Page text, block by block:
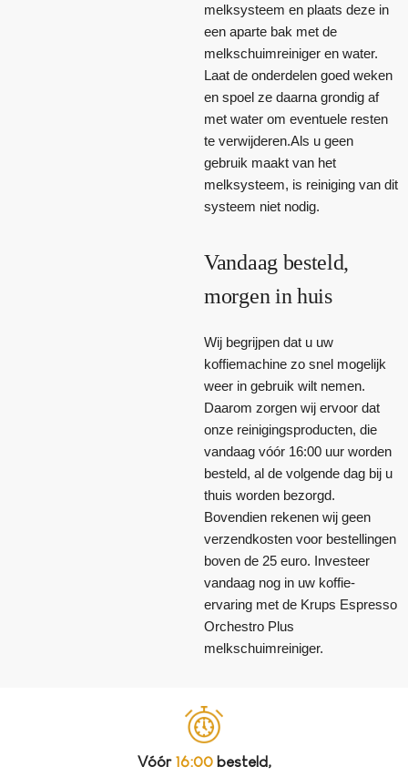
melksysteem en plaats deze in
een aparte bak met de
melkschuimreiniger en water.
Laat de onderdelen goed weken
en spoel ze daarna grondig af
met water om eventuele resten
te verwijderen.Als u geen
gebruik maakt van het
melksysteem, is reiniging van dit
systeem niet nodig.
Vandaag besteld,
morgen in huis
Wij begrijpen dat u uw
koffiemachine zo snel mogelijk
weer in gebruik wilt nemen.
Daarom zorgen wij ervoor dat
onze reinigingsproducten, die
vandaag vóór 16:00 uur worden
besteld, al de volgende dag bij u
thuis worden bezorgd.
Bovendien rekenen wij geen
verzendkosten voor bestellingen
boven de 25 euro. Investeer
vandaag nog in uw koffie-
ervaring met de Krups Espresso
Orchestro Plus
melkschuimreiniger.
Vóór 16:00besteld,